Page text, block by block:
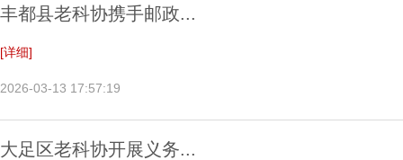
丰都县老科协携手邮政...
[详细]
2026-03-13 17:57:19
大足区老科协开展义务...